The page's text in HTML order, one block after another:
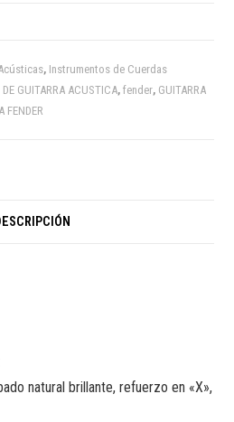
, Instrumentos de Cuerdas
GUITARRA ACUSTICA,fender, GUITARRA
FENDER
natural brillante, refuerzo en «X»,